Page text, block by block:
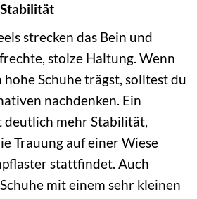
strecken das Bein und
stolze Haltung. Wenn
Schuhe trägst, solltest du
nachdenken. Ein
deutlich mehr Stabilität,
Trauung auf einer Wiese
stattfindet. Auch
mit einem sehr kleinen